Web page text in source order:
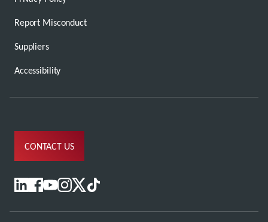
Report Misconduct
Suppliers
Accessibility
CONTACT US